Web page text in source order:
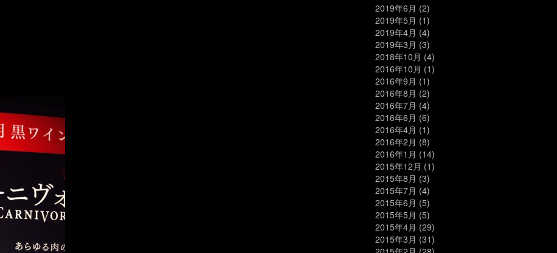
2019年6月 (2)
2019年5月 (1)
2019年4月 (4)
2019年3月 (3)
2018年10月 (4)
2016年10月 (1)
2016年9月 (1)
2016年8月 (2)
2016年7月 (4)
2016年6月 (6)
2016年4月 (1)
2016年2月 (8)
2016年1月 (14)
2015年12月 (1)
2015年8月 (3)
2015年7月 (4)
2015年6月 (5)
2015年5月 (5)
2015年4月 (29)
2015年3月 (31)